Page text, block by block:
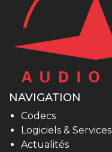
NAVIGATION
Codecs
Logiciels & Services
Actualités